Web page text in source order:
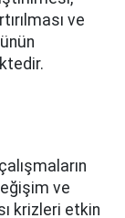
ve
ve
krizleri etkin